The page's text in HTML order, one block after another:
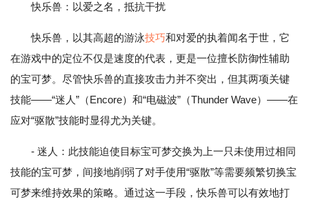
快乐兽：以爱之名，抵抗干扰
快乐兽，以其高超的游泳技巧和对爱的执着闻名于世，它
在游戏中的定位不仅是速度的代表，更是一位擅长防御性辅助
的宝可梦。尽管快乐兽的直接攻击力并不突出，但其两项关键
技能——“迷人”（Encore）和“电磁波”（Thunder Wave）——在
应对“驱散”技能时显得尤为关键。
- 迷人：此技能迫使目标宝可梦交换为上一只未使用过相同
技能的宝可梦，间接地削弱了对手使用“驱散”等需要频繁切换宝
可梦来维持效果的策略。通过这一手段，快乐兽可以有效地打